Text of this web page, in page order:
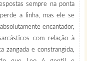
sempre na ponta
a linha, mas ele se
encantador,
com relação à
zangada e constrangida,